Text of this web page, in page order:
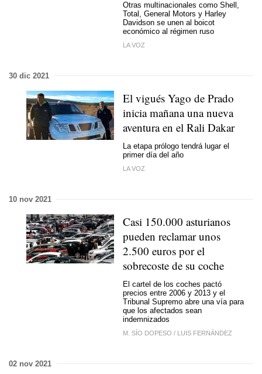
Otras multinacionales como Shell,
Total, General Motors y Harley
Davidson se unen al boicot
económico al régimen ruso
LA VOZ
30 dic 2021
El vigués Yago de Prado
inicia mañana una nueva
aventura en el Rali Dakar
La etapa prólogo tendrá lugar el
primer día del año
LA VOZ
10 nov 2021
Casi 150.000 asturianos
pueden reclamar unos
2.500 euros por el
sobrecoste de su coche
El cartel de los coches pactó
precios entre 2006 y 2013 y el
Tribunal Supremo abre una vía para
que los afectados sean
indemnizados
M. SÍO DOPESO / LUIS FERNÁNDEZ
02 nov 2021